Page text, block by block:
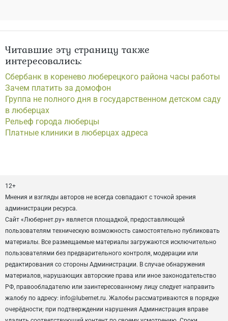
Читавшие эту страницу также
интересовались:
Сбербанк в коренево люберецкого района часы работы
Зачем платить за домофон
Группа не полного дня в государственном детском саду
в люберцах
Рельеф города люберцы
Платные клиники в люберцах адреса
12+
Мнения и взгляды авторов не всегда совпадают с точкой зрения
администрации ресурса.
Сайт «Любернет.ру» является площадкой, предоставляющей
пользователям техническую возможность самостоятельно публиковать
материалы. Все размещаемые материалы загружаются исключительно
пользователями без предварительного контроля, модерации или
редактирования со стороны Администрации. В случае обнаружения
материалов, нарушающих авторские права или иное законодательство
РФ, правообладателю или заинтересованному лицу следует направить
жалобу по адресу: info@lubernet.ru. Жалобы рассматриваются в порядке
очерёдности; при подтверждении нарушения Администрация вправе